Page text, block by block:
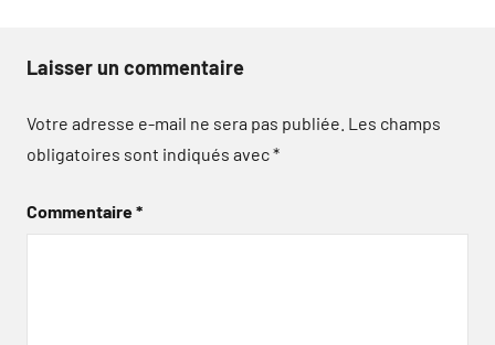
Laisser un commentaire
Votre adresse e-mail ne sera pas publiée. Les champs
obligatoires sont indiqués avec*
Commentaire*